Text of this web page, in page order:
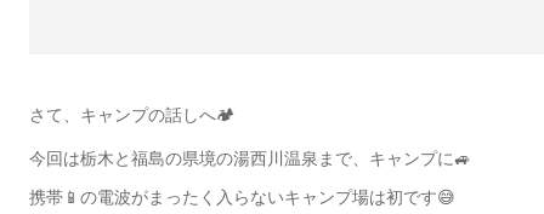
さて、キャンプの話しへ🏕
今回は栃木と福島の県境の湯西川温泉まで、キャンプに🚙
携帯📱の電波がまったく入らないキャンプ場は初です😅